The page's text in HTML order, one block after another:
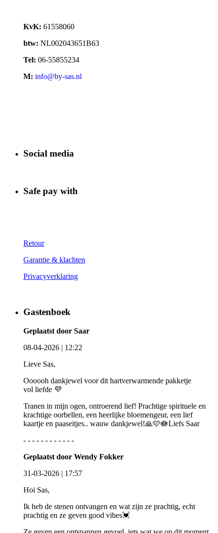
KvK: 61558060
btw: NL002043651B63
Tel: 06-55855234
M: info@by-sas.nl
Social media
Safe pay with
Retour
Garantie & klachten
Privacyverklaring
Gastenboek
Geplaatst door Saar
08-04-2026 | 12:22
Lieve Sas,
Oooooh dankjewel voor dit hartverwarmende pakketje
vol liefde 💜
Tranen in mijn ogen, ontroerend lief! Prachtige spirituele en
krachtige oorbellen, een heerlijke bloemengeur, een lief
kaartje en paaseitjes.. wauw dankjewel!🙏🩷🪷Liefs Saar
- - - - - - - - - - - -
Geplaatst door Wendy Fokker
31-03-2026 | 17:57
Hoi Sas,
Ik heb de stenen ontvangen en wat zijn ze prachtig, echt
prachtig en ze geven good vibes💓